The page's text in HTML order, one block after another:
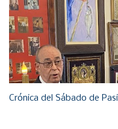
Crónica del Sábado de